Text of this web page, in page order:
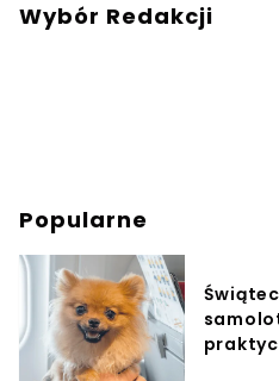
Wybór Redakcji
Popularne